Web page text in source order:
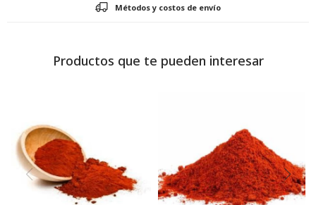
Métodos y costos de envío
Productos que te pueden interesar